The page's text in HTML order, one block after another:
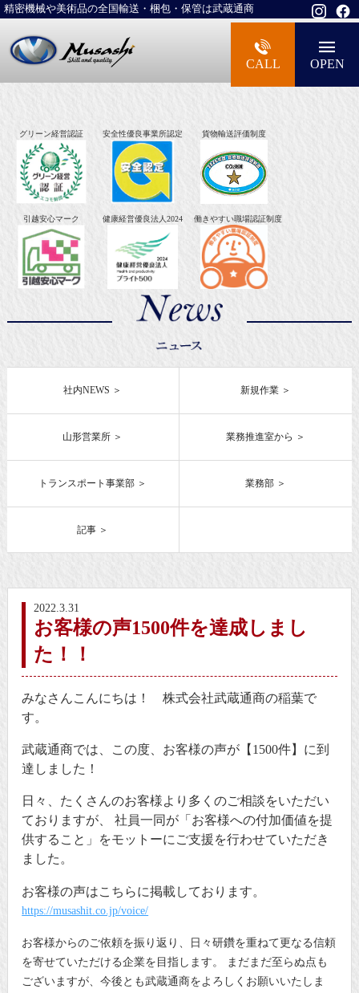
精密機械や美術品の全国輸送・梱包・保管は武蔵通商
大型精密機械・美術品・高級楽器の梱包・
CALL OPEN
グリーン経営認証 安全性優良事業所認定 貨物輸送評価制度
引越安心マーク 健康経営優良法人2024 働きやすい職場認証制度
2022.3.31
お客様の声1500件を達成しまし
た！！
みなさんこんにちは！ 株式会社武蔵通商の稲葉で
す。
武蔵通商では、この度、お客様の声が【1500件】に到
達しました！
日々、たくさんのお客様より多くのご相談をいただい
ておりますが、 社員一同が「お客様への付加価値を提
供すること」をモットーにご支援を行わせていただき
ました。
お客様の声はこちらに掲載しております。
https://musashit.co.jp/voice/
お客様からのご依頼を振り返り、日々研鑽を重ねて更なる信頼
を寄せていただける企業を目指します。 まだまだ至らぬ点も
ございますが、今後とも武蔵通商をよろしくお願いいたしま
社内NEWS 新規作業
山形営業所 業務推進室から
トランスポート事業部 業務部
記事